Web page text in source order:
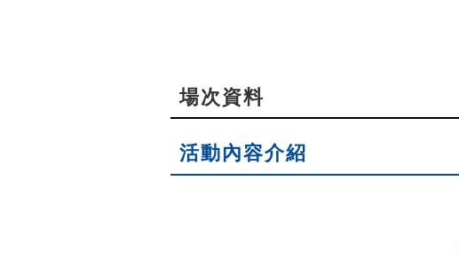
場次資料
活動內容介紹